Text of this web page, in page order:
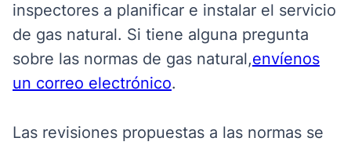
inspectores a planificar e instalar el servicio
de gas natural. Si tiene alguna pregunta
sobre las normas de gas natural,envíenos
un correo electrónico.
Las revisiones propuestas a las normas se